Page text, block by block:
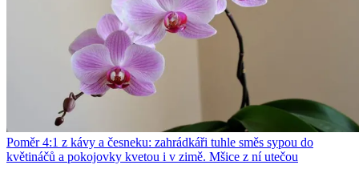
Poměr 4:1 z kávy a česneku: zahrádkáři tuhle směs sypou do
květináčů a pokojovky kvetou i v zimě. Mšice z ní utečou